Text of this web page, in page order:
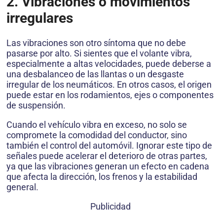
irregulares
Las vibraciones son otro síntoma que no debe
pasarse por alto. Si sientes que el volante vibra,
especialmente a altas velocidades, puede deberse a
una desbalanceo de las llantas o un desgaste
irregular de los neumáticos. En otros casos, el origen
puede estar en los rodamientos, ejes o componentes
de suspensión.
Cuando el vehículo vibra en exceso, no solo se
compromete la comodidad del conductor, sino
también el control del automóvil. Ignorar este tipo de
señales puede acelerar el deterioro de otras partes,
ya que las vibraciones generan un efecto en cadena
que afecta la dirección, los frenos y la estabilidad
general.
Publicidad